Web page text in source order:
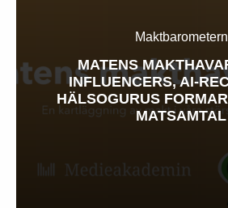
Maktbarometern
MATENS
INFLUENCERS, AI-
HÄLSOGURUS
MATSAMTAL